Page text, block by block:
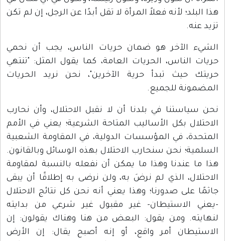
هذا البلد؛ لأنه فعلاً المرأة لا تقل أبدًا عن الرجل، إن لم تكن
تزيد عنه.
الشيء الآخر هو ضمان حريات الناس، يجب أن نحمي
حريات الناس، الحريات العامة، كما يقول المثل: "تنتهي
حريتك حيث تبدأ حرية الآخرين"، نحن نريد الحريات
المضمونة للجميع.
نحن سياستنا في بلدنا أن لا نقبل الاحتلال، وأن نحارب
الاحتلال بكل الأساليب المتاحة الشرعية؛ يعني في الأمم
المتحدة، في المؤسسات الدولية، في المقاومة الشعبية
السلمية؛ نحن سنحارب الاحتلال بهذه الوسائل وبالقانون.
هذا ما عندنا وهذا ما يمكن أن نفعله بالنسبة لمقاومة
الاحتلال، الذي لم نرضَ به، ولن نرضى به إطلاقًا أن يبقى
جاثمًا على صدورنا؛ وهذا يعني أنه نحن كل نتائج الاحتلال
-يعني الاستيطان- غير مقبول غير شرعي من بدايته
لنهايته. ومن يقول: البعض من هنا وهناك يقولون: إن
الاستيطان أمر واقع، أو إنه أصبح يقال: إن الأرض